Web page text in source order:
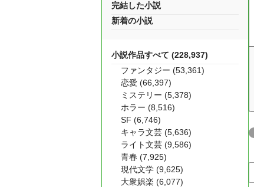
完結した小説
新着の小説
小説作品すべて (228,937)
ファンタジー (53,361)
恋愛 (66,397)
ミステリー (5,378)
ホラー (8,516)
SF (6,746)
キャラ文芸 (5,636)
ライト文芸 (9,586)
青春 (7,925)
現代文学 (9,625)
大衆娯楽 (6,077)